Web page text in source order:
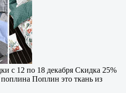
с 12 по 18 декабря Скидка 25%
поплина Поплин это ткань из